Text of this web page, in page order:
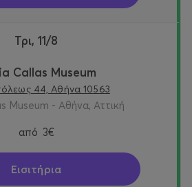
Τρι, 11/8
Callas Museum
44, Αθήνα 10563
Museum - Αθήνα, Αττική
από 3€
Εισιτήρια